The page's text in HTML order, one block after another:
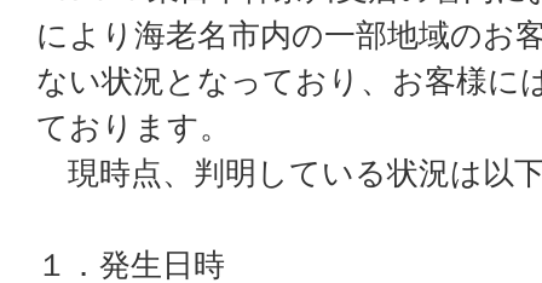
により海老名市内の一部地域のお
ない状況となっており、お客様に
ております。
現時点、判明している状況は以
１．発生日時